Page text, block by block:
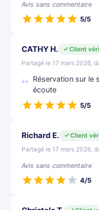
Avis sans commentaire
5/5
CATHY H.
Client
Partagé le 17 mars 2026,
Réservation sur le
écoute
5/5
Richard E.
Client
Partagé le 17 mars 2026,
Avis sans commentaire
4/5